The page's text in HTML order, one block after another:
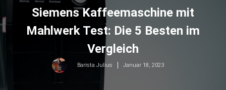
Siemens Kaffeemaschine mit
Mahlwerk Test: Die 5 Besten im
Vergleich
Barista Julius Januar 18, 2023